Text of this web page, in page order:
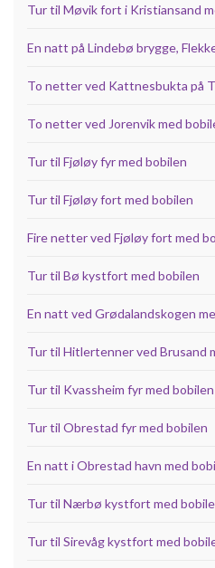
Tur til Møvik fort i Kristiansand
En natt på Lindebø brygge,
To netter ved Kattnesbukta på
To netter ved Jorenvik med
Tur til Fjøløy fyr med bobilen
Tur til Fjøløy fort med bobilen
Fire netter ved Fjøløy fort med
Tur til Bø kystfort med bobilen
En natt ved Grødalandskogen
Tur til Hitlertenner ved Brusand
Tur til Kvassheim fyr med bobilen
Tur til Obrestad fyr med bobilen
En natt i Obrestad havn med
Tur til Nærbø kystfort med
Tur til Sirevåg kystfort med